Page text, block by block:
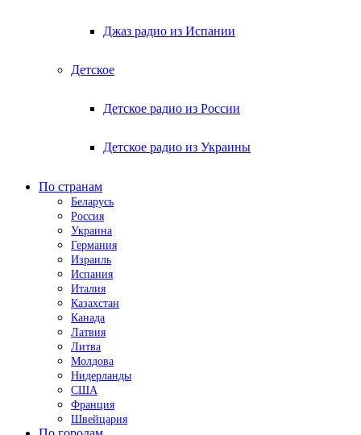
Джаз радио из Испании
Детское
Детское радио из России
Детское радио из Украины
По странам
Беларусь
Россия
Украина
Германия
Израиль
Испания
Италия
Казахстан
Канада
Латвия
Литва
Молдова
Нидерланды
США
Франция
Швейцария